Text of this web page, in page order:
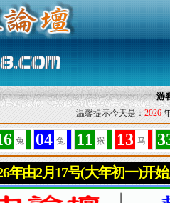
游
温馨提示今天是： 2026